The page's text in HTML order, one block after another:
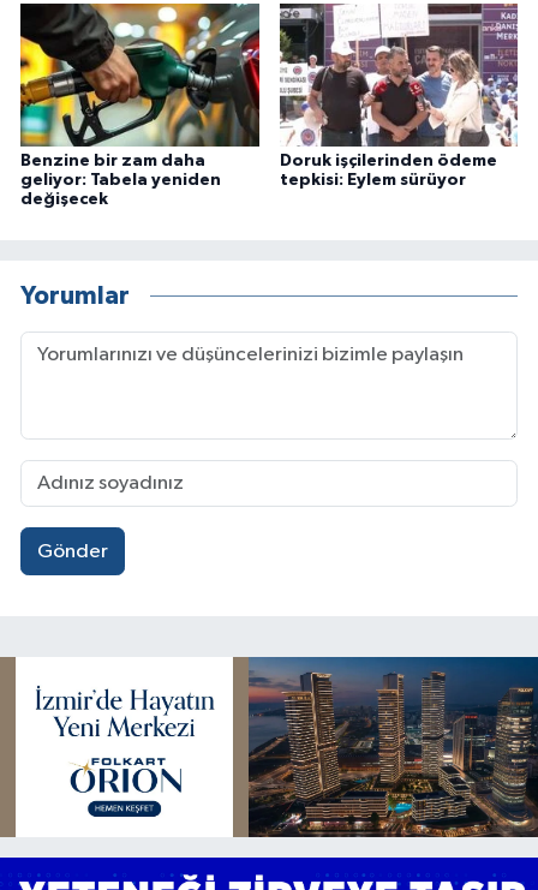
Benzine bir zam daha
geliyor: Tabela yeniden
değişecek
Doruk işçilerinden ödeme
tepkisi: Eylem sürüyor
Yorumlar
Gönder